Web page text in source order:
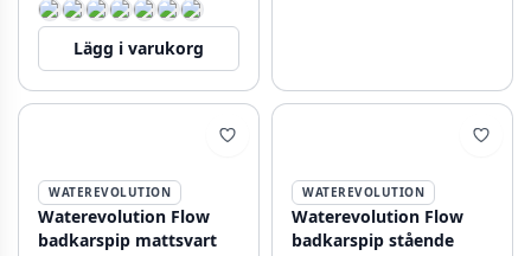
Lägg i varukorg
WATEREVOLUTION
Waterevolution Flow
badkarspip mattsvart
WATEREVOLUTION
Waterevolution Flow
badkarspip stående